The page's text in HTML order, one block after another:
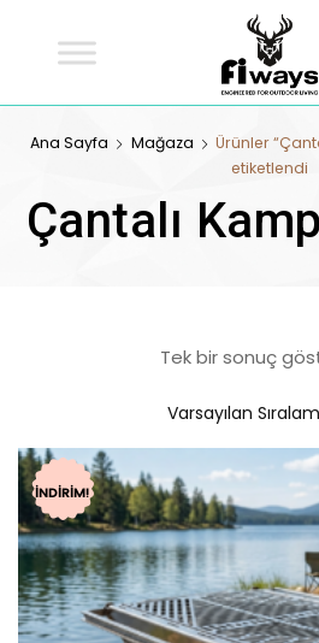
FİWAYS
Ana Sayfa Mağaza
Ürünler
etiketlendi
Çantalı
Tek bir sonuç
Varsayılan
İNDIRIM!